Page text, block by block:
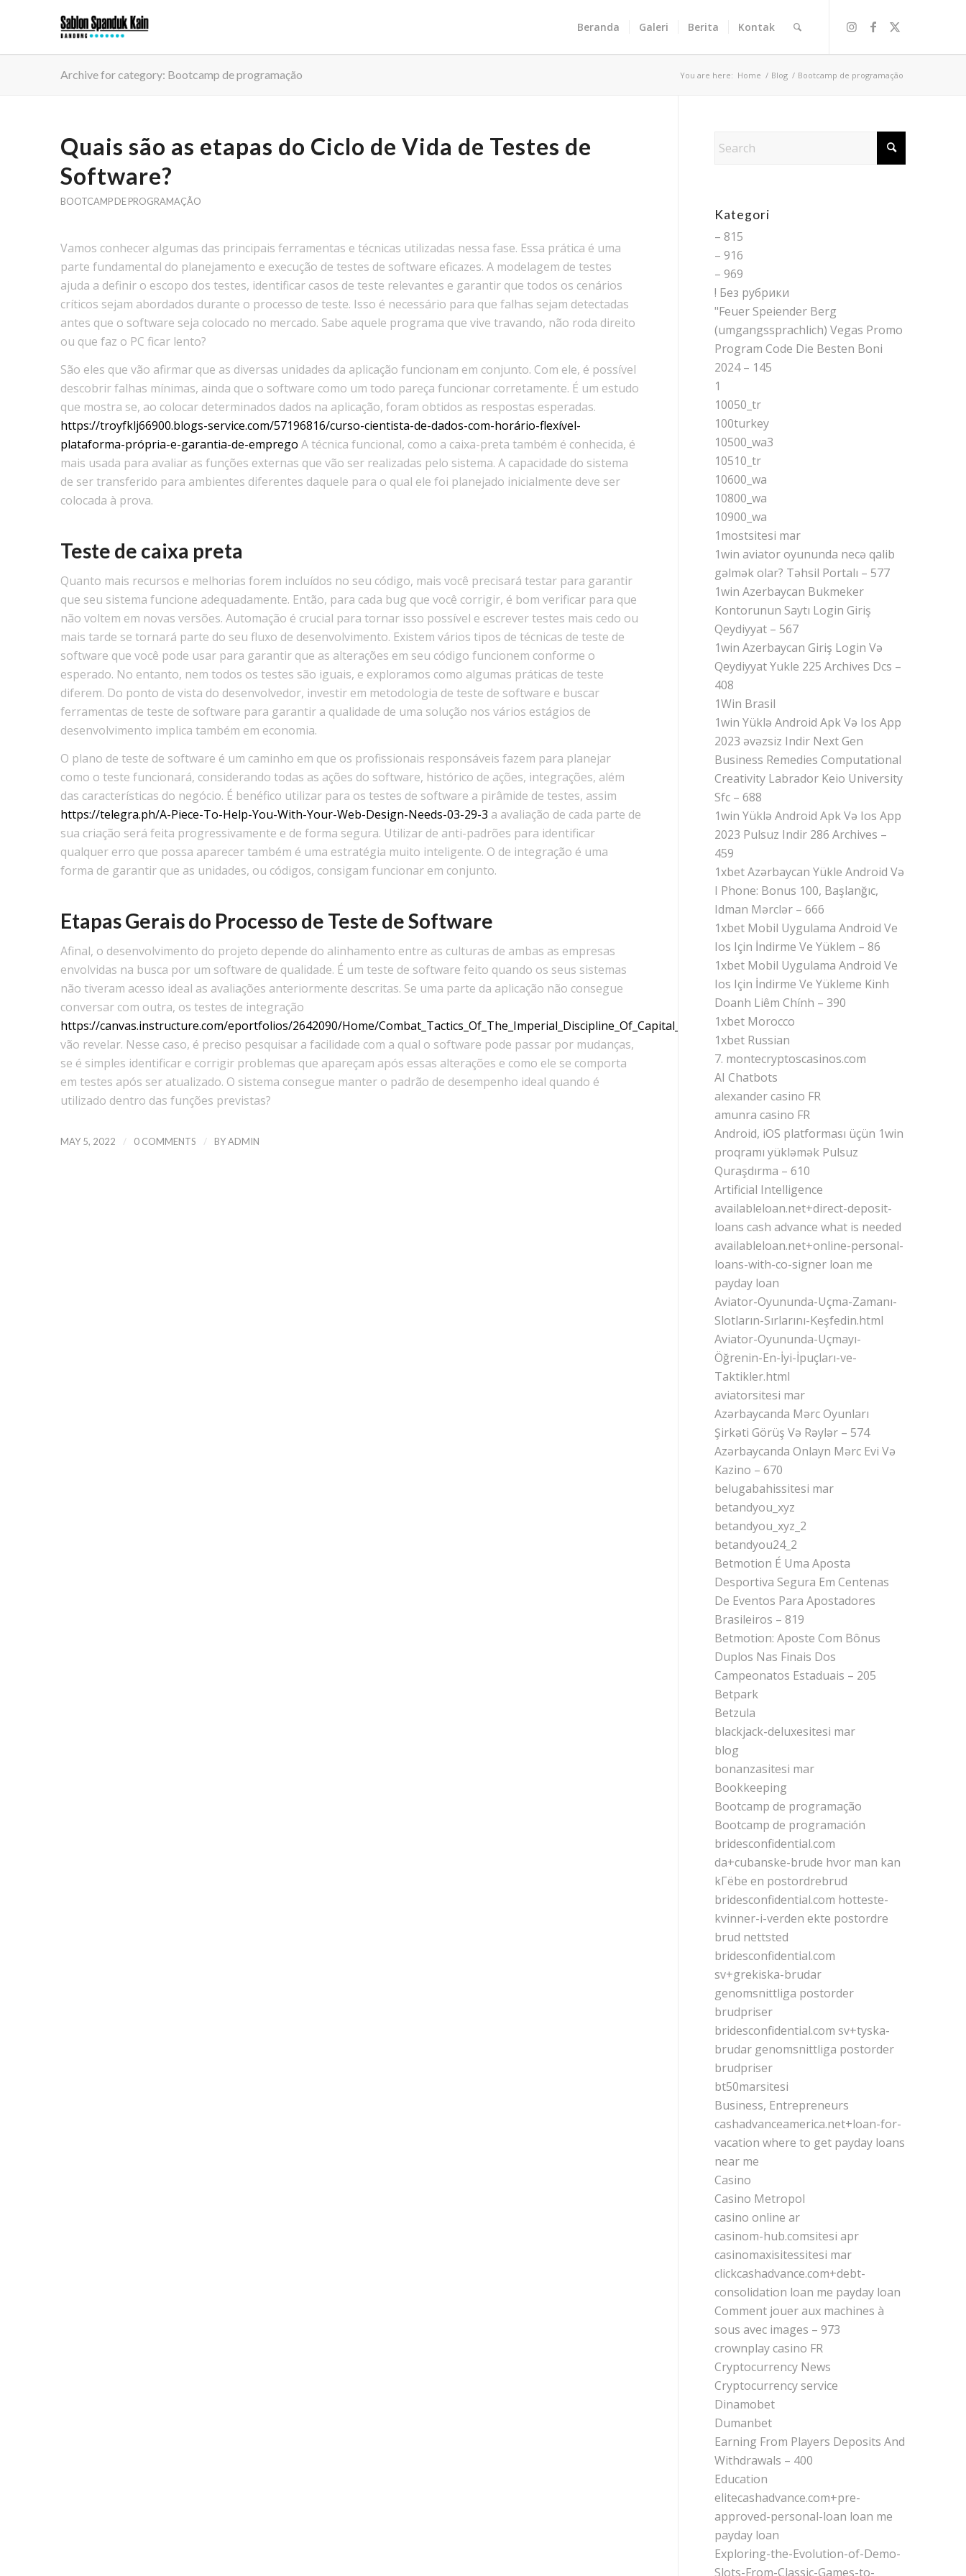
Beranda Galeri Berita Kontak
Archive for category: Bootcamp de programação You are here: Home / Blog / Bootcamp de programação
Quais são as etapas do Ciclo de Vida de Testes de
Software?
BOOTCAMP DE PROGRAMAÇÃO
Vamos conhecer algumas das principais ferramentas e técnicas utilizadas nessa fase. Essa prática é uma
parte fundamental do planejamento e execução de testes de software eficazes. A modelagem de testes
ajuda a definir o escopo dos testes, identificar casos de teste relevantes e garantir que todos os cenários
críticos sejam abordados durante o processo de teste. Isso é necessário para que falhas sejam detectadas
antes que o software seja colocado no mercado. Sabe aquele programa que vive travando, não roda direito
ou que faz o PC ficar lento?
São eles que vão afirmar que as diversas unidades da aplicação funcionam em conjunto. Com ele, é possível
descobrir falhas mínimas, ainda que o software como um todo pareça funcionar corretamente. É um estudo
que mostra se, ao colocar determinados dados na aplicação, foram obtidos as respostas esperadas.
https://troyfklj66900.blogs-service.com/57196816/curso-cientista-de-dados-com-horário-flexível-
plataforma-própria-e-garantia-de-emprego A técnica funcional, como a caixa-preta também é conhecida, é
mais usada para avaliar as funções externas que vão ser realizadas pelo sistema. A capacidade do sistema
de ser transferido para ambientes diferentes daquele para o qual ele foi planejado inicialmente deve ser
colocada à prova.
Teste de caixa preta
Quanto mais recursos e melhorias forem incluídos no seu código, mais você precisará testar para garantir
que seu sistema funcione adequadamente. Então, para cada bug que você corrigir, é bom verificar para que
não voltem em novas versões. Automação é crucial para tornar isso possível e escrever testes mais cedo ou
mais tarde se tornará parte do seu fluxo de desenvolvimento. Existem vários tipos de técnicas de teste de
software que você pode usar para garantir que as alterações em seu código funcionem conforme o
esperado. No entanto, nem todos os testes são iguais, e exploramos como algumas práticas de teste
diferem. Do ponto de vista do desenvolvedor, investir em metodologia de teste de software e buscar
ferramentas de teste de software para garantir a qualidade de uma solução nos vários estágios de
desenvolvimento implica também em economia.
O plano de teste de software é um caminho em que os profissionais responsáveis fazem para planejar
como o teste funcionará, considerando todas as ações do software, histórico de ações, integrações, além
das características do negócio. É benéfico utilizar para os testes de software a pirâmide de testes, assim
https://telegra.ph/A-Piece-To-Help-You-With-Your-Web-Design-Needs-03-29-3 a avaliação de cada parte de
sua criação será feita progressivamente e de forma segura. Utilizar de anti-padrões para identificar
qualquer erro que possa aparecer também é uma estratégia muito inteligente. O de integração é uma
forma de garantir que as unidades, ou códigos, consigam funcionar em conjunto.
Etapas Gerais do Processo de Teste de Software
Afinal, o desenvolvimento do projeto depende do alinhamento entre as culturas de ambas as empresas
envolvidas na busca por um software de qualidade. É um teste de software feito quando os seus sistemas
não tiveram acesso ideal as avaliações anteriormente descritas. Se uma parte da aplicação não consegue
conversar com outra, os testes de integração
https://canvas.instructure.com/eportfolios/2642090/Home/Combat_Tactics_Of_The_Imperial_Discipline_Of_Capital_of_Italy
vão revelar. Nesse caso, é preciso pesquisar a facilidade com a qual o software pode passar por mudanças,
se é simples identificar e corrigir problemas que apareçam após essas alterações e como ele se comporta
em testes após ser atualizado. O sistema consegue manter o padrão de desempenho ideal quando é
utilizado dentro das funções previstas?
MAY 5, 2022 / 0 COMMENTS / BYADMIN
Kategori
– 815
– 916
– 969
! Без рубрики
"Feuer Speiender Berg
(umgangssprachlich) Vegas Promo
Program Code Die Besten Boni
2024 – 145
1
10050_tr
100turkey
10500_wa3
10510_tr
10600_wa
10800_wa
10900_wa
1mostsitesi mar
1win aviator oyununda necə qalib
gəlmək olar? Təhsil Portalı – 577
1win Azerbaycan Bukmeker
Kontorunun Saytı Login Giriş
Qeydiyyat – 567
1win Azerbaycan Giriş Login Və
Qeydiyyat Yukle 225 Archives Dcs –
408
1Win Brasil
1win Yüklə Android Apk Və Ios App
2023 əvəzsiz Indir Next Gen
Business Remedies Computational
Creativity Labrador Keio University
Sfc – 688
1win Yüklə Android Apk Və Ios App
2023 Pulsuz Indir 286 Archives –
459
1xbet Azərbaycan Yükle Android Və
I Phone: Bonus 100, Başlanğıc,
Idman Mərclər – 666
1xbet Mobil Uygulama Android Ve
Ios Için İndirme Ve Yüklem – 86
1xbet Mobil Uygulama Android Ve
Ios Için İndirme Ve Yükleme Kinh
Doanh Liêm Chính – 390
1xbet Morocco
1xbet Russian
7. montecryptoscasinos.com
AI Chatbots
alexander casino FR
amunra casino FR
Android, iOS platforması üçün 1win
proqramı yükləmək Pulsuz
Quraşdırma – 610
Artificial Intelligence
availableloan.net+direct-deposit-
loans cash advance what is needed
availableloan.net+online-personal-
loans-with-co-signer loan me
payday loan
Aviator-Oyununda-Uçma-Zamanı-
Slotların-Sırlarını-Keşfedin.html
Aviator-Oyununda-Uçmayı-
Öğrenin-En-İyi-İpuçları-ve-
Taktikler.html
aviatorsitesi mar
Azərbaycanda Mərc Oyunları
Şirkəti Görüş Və Rəylər – 574
Azərbaycanda Onlayn Mərc Evi Və
Kazino – 670
belugabahissitesi mar
betandyou_xyz
betandyou_xyz_2
betandyou24_2
Betmotion É Uma Aposta
Desportiva Segura Em Centenas
De Eventos Para Apostadores
Brasileiros – 819
Betmotion: Aposte Com Bônus
Duplos Nas Finais Dos
Campeonatos Estaduais – 205
Betpark
Betzula
blackjack-deluxesitesi mar
blog
bonanzasitesi mar
Bookkeeping
Bootcamp de programação
Bootcamp de programación
bridesconfidential.com
da+cubanske-brude hvor man kan
kГёbe en postordrebrud
bridesconfidential.com hotteste-
kvinner-i-verden ekte postordre
brud nettsted
bridesconfidential.com
sv+grekiska-brudar
genomsnittliga postorder
brudpriser
bridesconfidential.com sv+tyska-
brudar genomsnittliga postorder
brudpriser
bt50marsitesi
Business, Entrepreneurs
cashadvanceamerica.net+loan-for-
vacation where to get payday loans
near me
Casino
Casino Metropol
casino online ar
casinom-hub.comsitesi apr
casinomaxisitessitesi mar
clickcashadvance.com+debt-
consolidation loan me payday loan
Comment jouer aux machines à
sous avec images – 973
crownplay casino FR
Cryptocurrency News
Cryptocurrency service
Dinamobet
Dumanbet
Earning From Players Deposits And
Withdrawals – 400
Education
elitecashadvance.com+pre-
approved-personal-loan loan me
payday loan
Exploring-the-Evolution-of-Demo-
Slots-From-Classic-Games-to-